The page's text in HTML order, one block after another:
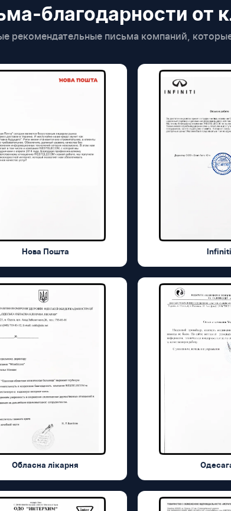
благодарности от
рекомендательные письма компаний,
Нова Пошта Infiniti
Обласна лікарня